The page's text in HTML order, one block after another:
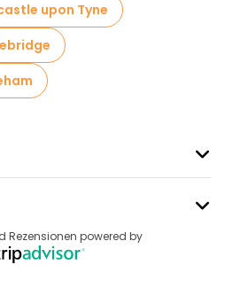
upon Tyne
Rezensionen powered by